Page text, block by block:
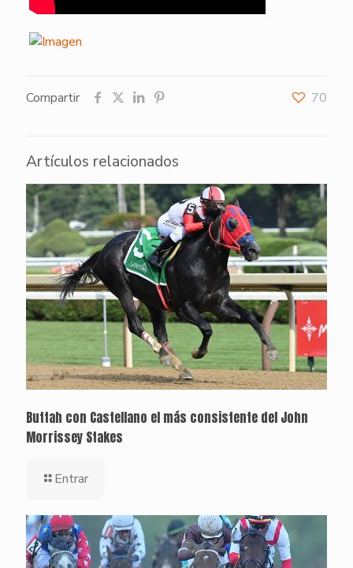
Compartir 70
Artículos relacionados
Buttah con Castellano el más consistente del John
Morrissey Stakes
Entrar